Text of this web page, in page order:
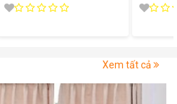
Xem tất cả